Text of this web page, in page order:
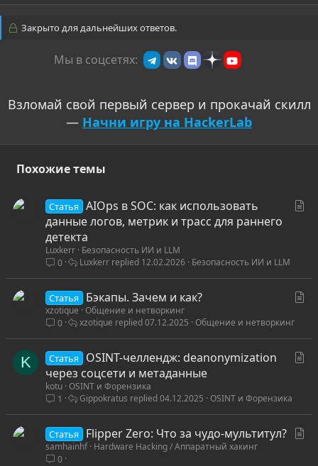
Закрыто для дальнейших ответов.
Мы в соцсетях:
Взломай свой первый сервер и прокачай скилл
— Начни игру на HackerLab
Похожие темы
я
Статья
AIOps в SOC: как использовать
данные логов, метрик и трасс для раннего
детекта
Luxkerr Безопасность ИИ и LLM
0
Безопасность ИИ и LLM
12.02.2026
Luxkerr
т
Статья Бэкапы. Зачем и как?
xzotique
Общение и нетворкинг
0
Общение и нетворкинг
07.12.2025
xzotique
K
ь
Статья
OSINT-челлендж: deanonymization
через соцсети и метаданные
kotu OSINT и Форензика
1
OSINT и Форензика
04.12.2025
Gippokratus
Статья Flipper Zero: Что за чудо-мультитул?
samhainhf Hardware Hacking / Аппаратный хакинг
0